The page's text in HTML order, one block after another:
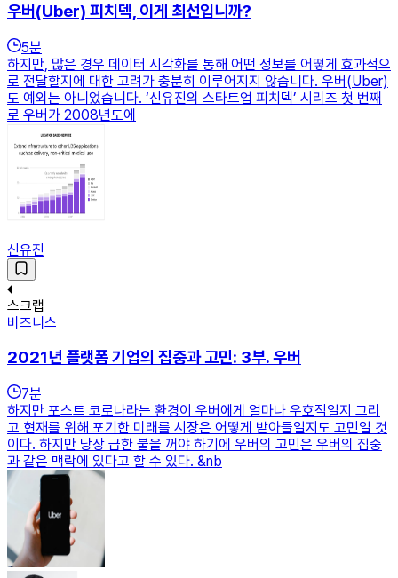
우버(Uber) 피치덱, 이게 최선입니까?
5분
하지만, 많은 경우 데이터 시각화를 통해 어떤 정보를 어떻게 효과적으
로 전달할지에 대한 고려가 충분히 이루어지지 않습니다. 우버(Uber)
도 예외는 아니었습니다. ‘신유진의 스타트업 피치덱’ 시리즈 첫 번째
로 우버가 2008년도에
신유진
스크랩
비즈니스
2021년 플랫폼 기업의 집중과 고민: 3부. 우버
7분
하지만 포스트 코로나라는 환경이 우버에게 얼마나 우호적일지 그리
고 현재를 위해 포기한 미래를 시장은 어떻게 받아들일지도 고민일 것
이다. 하지만 당장 급한 불을 꺼야 하기에 우버의 고민은 우버의 집중
과 같은 맥락에 있다고 할 수 있다. &nb